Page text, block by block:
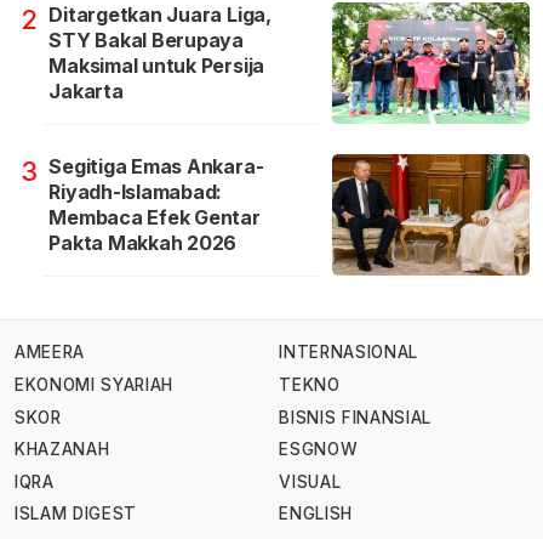
2 Ditargetkan Juara Liga,
STY Bakal Berupaya
Maksimal untuk Persija
Jakarta
3 Segitiga Emas Ankara-
Riyadh-Islamabad:
Membaca Efek Gentar
Pakta Makkah 2026
AMEERA
EKONOMI SYARIAH
SKOR
KHAZANAH
IQRA
ISLAM DIGEST
INTERNASIONAL
TEKNO
BISNIS FINANSIAL
ESGNOW
VISUAL
ENGLISH